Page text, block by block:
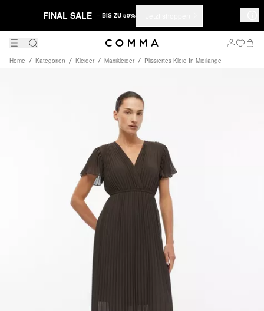
FINAL SALE – BIS ZU 50%
Home Kategorien Kleider Maxikleider Plissiertes Kleid In Midilänge